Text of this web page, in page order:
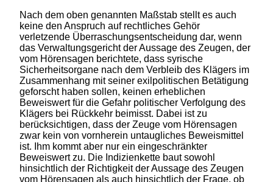
Nach dem oben genannten Maßstab stellt es auch
keine den Anspruch auf rechtliches Gehör
verletzende Überraschungsentscheidung dar, wenn
das Verwaltungsgericht der Aussage des Zeugen, der
vom Hörensagen berichtete, dass syrische
Sicherheitsorgane nach dem Verbleib des Klägers im
Zusammenhang mit seiner exilpolitischen Betätigung
geforscht haben sollen, keinen erheblichen
Beweiswert für die Gefahr politischer Verfolgung des
Klägers bei Rückkehr beimisst. Dabei ist zu
berücksichtigen, dass der Zeuge vom Hörensagen
zwar kein von vornherein untaugliches Beweismittel
ist. Ihm kommt aber nur ein eingeschränkter
Beweiswert zu. Die Indizienkette baut sowohl
hinsichtlich der Richtigkeit der Aussage des Zeugen
vom Hörensagen als auch hinsichtlich der Frage, ob